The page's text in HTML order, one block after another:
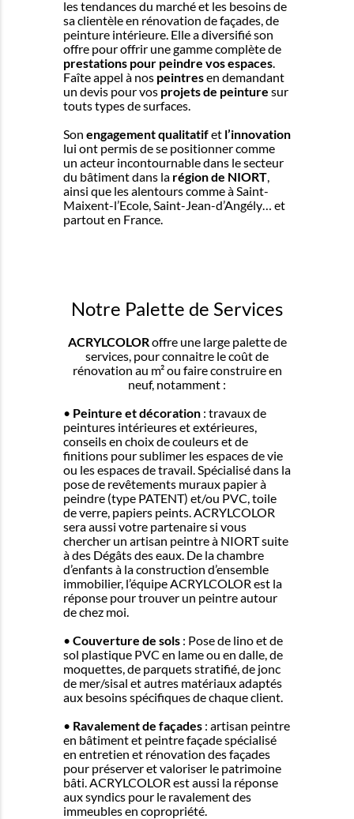
les tendances du marché et les besoins de
sa clientèle en rénovation de façades, de
peinture intérieure. Elle a diversifié son
offre pour offrir une gamme complète de
prestations pour peindre vos espaces.
Faîte appel à nos peintresen demandant
un devis pour vos projets de peinture sur
touts types de surfaces.
Son engagement qualitatifet l’innovation
lui ont permis de se positionner comme
un acteur incontournable dans le secteur
du bâtiment dans la région de NIORT,
ainsi que les alentours comme à Saint-
Maixent-l’Ecole, Saint-Jean-d’Angély… et
partout en France.
Notre Palette de Services
ACRYLCOLORoffre une large palette de
services, pour connaitre le coût de
rénovation au m² ou faire construire en
neuf, notamment :
• Peinture et décoration : travaux de
peintures intérieures et extérieures,
conseils en choix de couleurs et de
finitions pour sublimer les espaces de vie
ou les espaces de travail. Spécialisé dans la
pose de revêtements muraux papier à
peindre (type PATENT) et/ou PVC, toile
de verre, papiers peints. ACRYLCOLOR
sera aussi votre partenaire si vous
chercher un artisan peintre à NIORT suite
à des Dégâts des eaux. De la chambre
d’enfants à la construction d’ensemble
immobilier, l’équipe ACRYLCOLOR est la
réponse pour trouver un peintre autour
de chez moi.
• Couverture de sols : Pose de lino et de
sol plastique PVC en lame ou en dalle, de
moquettes, de parquets stratifié, de jonc
de mer/sisal et autres matériaux adaptés
aux besoins spécifiques de chaque client.
• Ravalement de façades : artisan peintre
en bâtiment et peintre façade spécialisé
en entretien et rénovation des façades
pour préserver et valoriser le patrimoine
bâti. ACRYLCOLOR est aussi la réponse
aux syndics pour le ravalement des
immeubles en copropriété.